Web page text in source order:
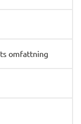
omfattning